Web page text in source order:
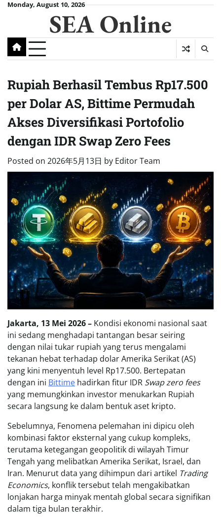
SkipMonday, August 10, 2026
SEA Online
Rupiah Berhasil Tembus Rp17.500
per Dolar AS, Bittime Permudah
Akses Diversifikasi Portofolio
dengan IDR Swap Zero Fees
Posted on 2026年5月13日 by Editor Team
Jakarta, 13 Mei 2026 – Kondisi ekonomi nasional saat
ini sedang menghadapi tantangan besar seiring
dengan nilai tukar rupiah yang terus mengalami
tekanan hebat terhadap dolar Amerika Serikat (AS)
yang kini menyentuh level Rp17.500. Bertepatan
dengan ini Bittime hadirkan fitur IDR Swap zero fees
yang memungkinkan investor menukarkan Rupiah
secara langsung ke dalam bentuk aset kripto.
Sebelumnya, Fenomena pelemahan ini dipicu oleh
kombinasi faktor eksternal yang cukup kompleks,
terutama ketegangan geopolitik di wilayah Timur
Tengah yang melibatkan Amerika Serikat, Israel, dan
Iran. Menurut data yang dihimpun dari artikel Trading
Economics, konflik tersebut telah mengakibatkan
lonjakan harga minyak mentah global secara signifikan
dalam tiga bulan terakhir.